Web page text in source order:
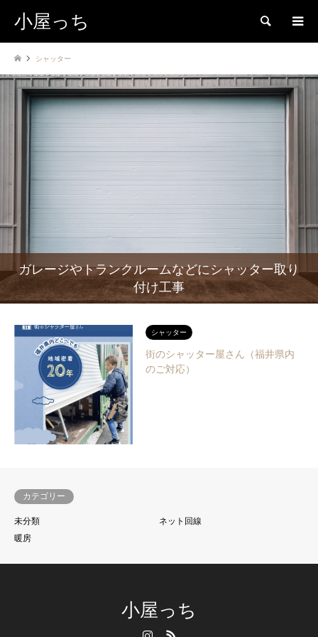
小屋っち 検索
シャッター
ガレージやトランクルームなどにシャッター取り
付け工事
シャッター
街のシャッター屋さん（福井県内
のご対応）
カテゴリー
未分類
ネット回線
暖房
小屋っち